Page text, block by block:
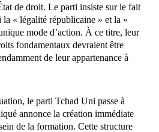
de droit. Le parti insiste sur le fait
la « légalité républicaine » et la «
mode d’action. À ce titre, leur
fondamentaux devraient être
de leur appartenance à
le parti Tchad Uni passe à
annonce la création immédiate
de la formation. Cette structure